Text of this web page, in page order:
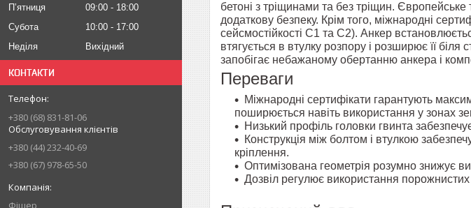
Пʼятниця
09:00
18:00
Субота
10:00
17:00
Неділя
Вихідний
КОНТАКТИ
+380 (68) 831-81-06
Обслуговування клієнтів
+380 (44) 232-40-69
+380 (67) 978-65-50
Фішер
бетоні з тріщинами та без тріщин. Європейське
додаткову безпеку. Крім того, міжнародні
сейсмостійкості C1 та C2). Анкер
втягується в втулку розпору і розширює її
запобігає небажаному обертанню анкера і
Переваги
Міжнародні сертифікати гарантують
поширюється навіть використання у зонах
Низький профіль головки гвинта
Конструкція між болтом і втулкою
кріплення.
Оптимізована геометрія розумно знижує
Дозвіл регулює використання